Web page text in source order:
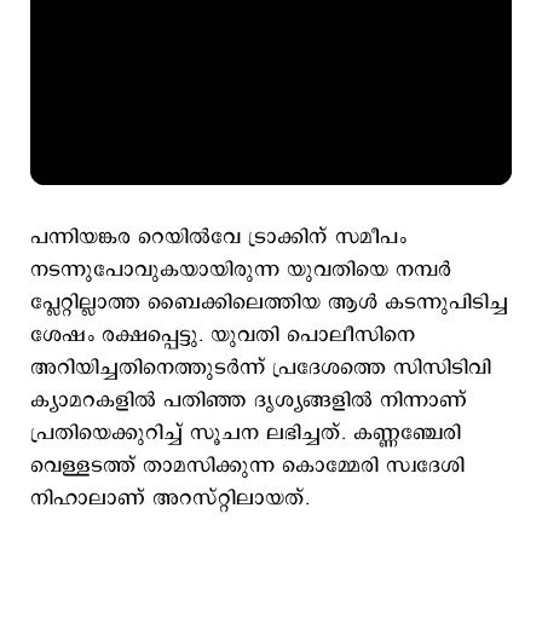
പന്നിയങ്കര റെയിൽവേ ട്രാക്കിന് സമീപം
നടന്നുപോവുകയായിരുന്ന യുവതിയെ നമ്പർ
പ്ലേറ്റില്ലാത്ത ബൈക്കിലെത്തിയ ആൾ കടന്നുപിടിച്ച
ശേഷം രക്ഷപ്പെട്ടു. യുവതി പൊലീസിനെ
അറിയിച്ചതിനെത്തുടർന്ന് പ്രദേശത്തെ സിസിടിവി
ക്യാമറകളിൽ പതിഞ്ഞ ദൃശ്യങ്ങളിൽ നിന്നാണ്
പ്രതിയെക്കുറിച്ച് സൂചന ലഭിച്ചത്. കണ്ണഞ്ചേരി
വെള്ളടത്ത് താമസിക്കുന്ന കൊമ്മേരി സ്വദേശി
നിഹാലാണ് അറസ്റ്റിലായത്.